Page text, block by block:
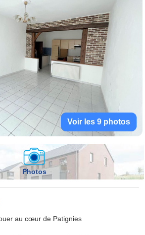
Voir les 9 photos
Photos
au cœur de Patignies